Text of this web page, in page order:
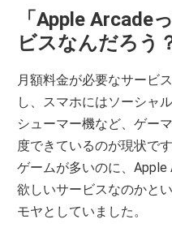
「Apple Arcade
ビスなんだろう
月額料金が必要なサービ
し、スマホにはソーシャ
シューマー機など、ゲー
度できているのが現状で
ゲームが多いのに、
欲しいサービスなのかと
モヤとしていました。